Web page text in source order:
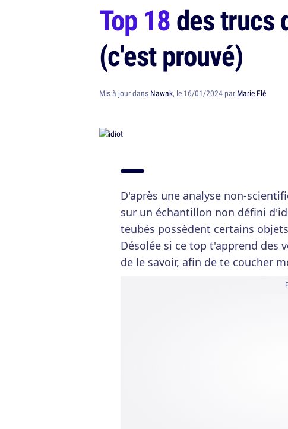
Top 18des trucs
(c'est prouvé)
Mis à jour dans Nawak, le 16/01/2024 par Marie Flé
D'après une analyse non-
sur un échantillon non défini
teubés possèdent certains
Désolée si ce top t'apprend des
de le savoir, afin de te coucher